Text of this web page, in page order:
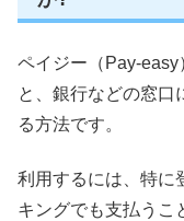
ペイジー（Pay-
と、銀行などの窓口
る方法です。
利用するには、特に
キングでも支払うこ